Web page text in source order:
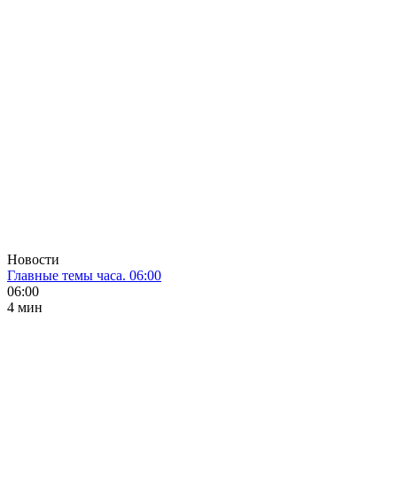
Новости
Главные темы часа. 06:00
06:00
4 мин